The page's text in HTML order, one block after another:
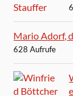
Mario Adorf,
628 Aufrufe